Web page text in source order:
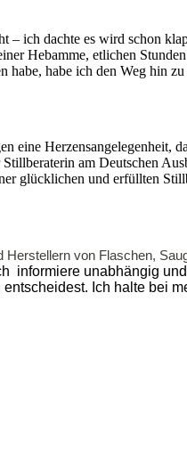
ich dachte es wird schon
Hebamme, etlichen
habe ich den Weg hin
eine Herzensangelegenheit,
am Deutschen
glücklichen und erfüllten
von Flaschen,
informiere unabhängig
Ich halte bei